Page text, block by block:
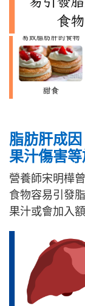
脂肪肝成
果汁傷害等
營養師宋明樺
食物容易引發
果汁或會加入